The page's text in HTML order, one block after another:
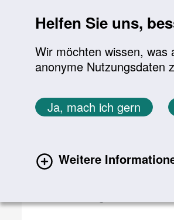
Helfen Sie uns,
Wir möchten wissen, was
anonyme Nutzungsdaten
Ja, mach ich gern
Weitere
Sie befinden sich hier:
Startseite Aktuelles
Aktuelle Meldungen